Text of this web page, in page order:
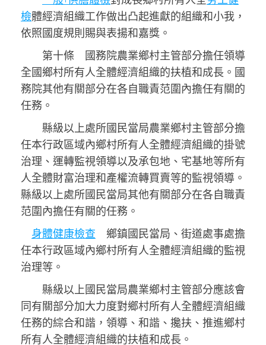
檢體經濟組織工作做出凸起進獻的組織和小我，
依照國度規則賜與表揚和嘉獎。
第十條 國務院農業鄉村主管部分擔任領導
全國鄉村所有人全體經濟組織的扶植和成長。國
務院其他有關部分在各自職責范圍內擔任有關的
任務。
縣級以上處所國民當局農業鄉村主管部分擔
任本行政區域內鄉村所有人全體經濟組織的掛號
治理、運轉監視領導以及承包地、宅基地等所有
人全體財富治理和產權流轉買賣等的監視領導。
縣級以上處所國民當局其他有關部分在各自職責
范圍內擔任有關的任務。
身體健康檢查 鄉鎮國民當局、街道處事處擔
任本行政區域內鄉村所有人全體經濟組織的監視
治理等。
縣級以上國民當局農業鄉村主管部分應該會
同有關部分加大力度對鄉村所有人全體經濟組織
任務的綜合和諧，領導、和諧、攙扶、推進鄉村
所有人全體經濟組織的扶植和成長。